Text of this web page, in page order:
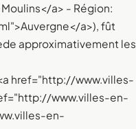
a> - Région:
a>), fût
approximativement les
href="http://www.villes-
www.villes-en-
en-